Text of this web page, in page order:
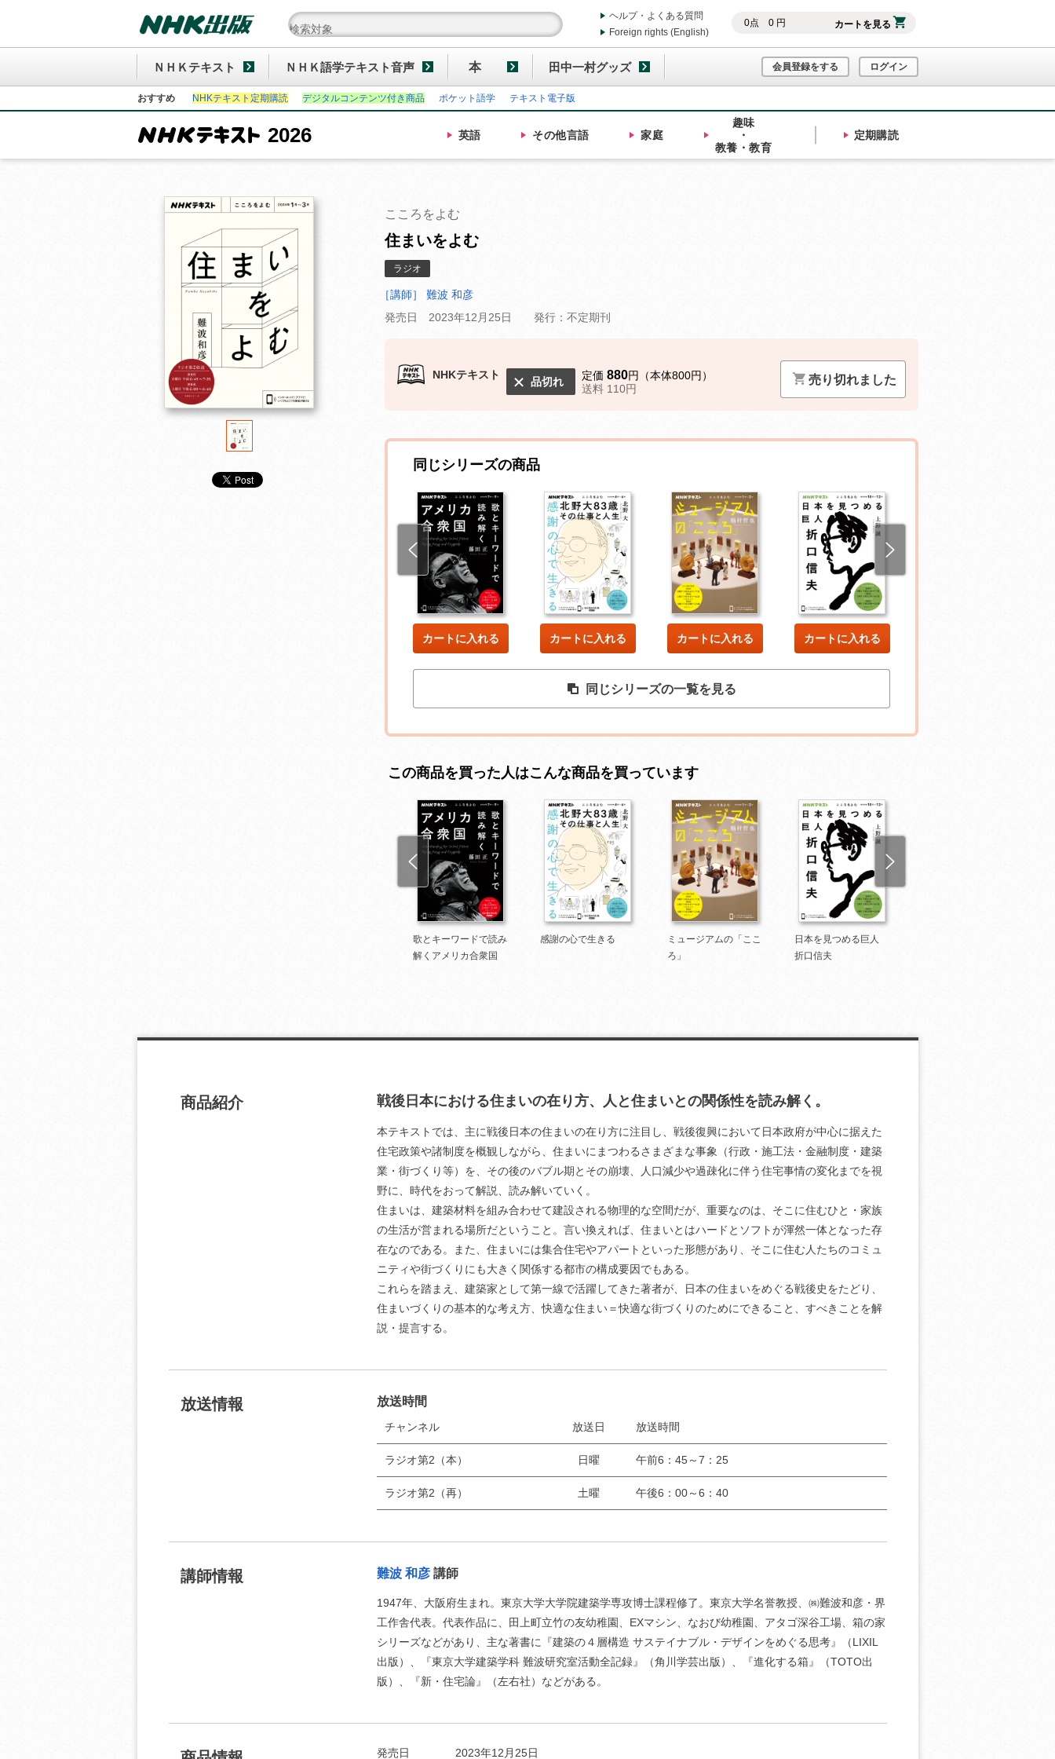
0点 0円 カートを見る
ヘルプ・よくある質問
Foreign rights (English)
ＮＨＫテキスト ＮＨＫ語学テキスト音声 本 田中一村グッズ 会員登録をする ログイン
おすすめ NHKテキスト定期購読 デジタルコンテンツ付き商品 ポケット語学 テキスト電子版
2026 英語 その他言語 家庭
趣味
・
教養・教育
定期購読
こころをよむ
住まいをよむ
ラジオ
［講師］ 難波 和彦
発売日 2023年12月25日
発行：不定期刊
NHKテキスト
品切れ 定価 880円（本体800円）
送料 110円
売り切れました
同じシリーズの商品
カートに入れる カートに入れる カートに入れる カートに入れる
同じシリーズの一覧を見る
この商品を買った人はこんな商品を買っています
歌とキーワードで読み
解くアメリカ合衆国
感謝の心で生きる
ミュージアムの「ここ
ろ」
日本を見つめる巨人
折口信夫
商品紹介 戦後日本における住まいの在り方、人と住まいとの関係性を読み解く。
本テキストでは、主に戦後日本の住まいの在り方に注目し、戦後復興において日本政府が中心に据えた
住宅政策や諸制度を概観しながら、住まいにまつわるさまざまな事象（行政・施工法・金融制度・建築
業・街づくり等）を、その後のバブル期とその崩壊、人口減少や過疎化に伴う住宅事情の変化までを視
野に、時代をおって解説、読み解いていく。
住まいは、建築材料を組み合わせて建設される物理的な空間だが、重要なのは、そこに住むひと・家族
の生活が営まれる場所だということ。言い換えれば、住まいとはハードとソフトが渾然一体となった存
在なのである。また、住まいには集合住宅やアパートといった形態があり、そこに住む人たちのコミュ
ニティや街づくりにも大きく関係する都市の構成要因でもある。
これらを踏まえ、建築家として第一線で活躍してきた著者が、日本の住まいをめぐる戦後史をたどり、
住まいづくりの基本的な考え方、快適な住まい＝快適な街づくりのためにできること、すべきことを解
説・提言する。
放送情報 放送時間
チャンネル 放送日 放送時間
ラジオ第2（本） 日曜 午前6：45～7：25
ラジオ第2（再） 土曜 午後6：00～6：40
講師情報 難波 和彦講師
1947年、大阪府生まれ。東京大学大学院建築学専攻博士課程修了。東京大学名誉教授、㈱難波和彦・界
工作舎代表。代表作品に、田上町立竹の友幼稚園、EXマシン、なおび幼稚園、アタゴ深谷工場、箱の家
シリーズなどがあり、主な著書に『建築の４層構造 サステイナブル・デザインをめぐる思考』（LIXIL
出版）、『東京大学建築学科 難波研究室活動全記録』（角川学芸出版）、『進化する箱』（TOTO出
版）、『新・住宅論』（左右社）などがある。
発売日 2023年12月25日